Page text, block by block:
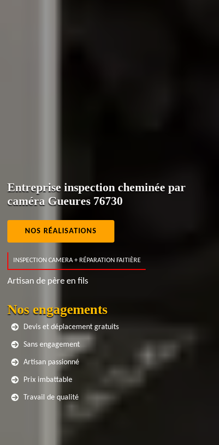
Entreprise inspection cheminée par
caméra Gueures 76730
NOS RÉALISATIONS
INSPECTION CAMERA + RÉPARATION FAITIÈRE
Artisan de père en fils
Nos engagements
Devis et déplacement gratuits
Sans engagement
Artisan passionné
Prix imbattable
Travail de qualité